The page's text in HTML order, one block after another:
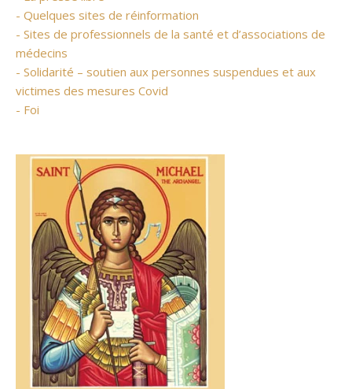
- Quelques sites de réinformation
- Sites de professionnels de la santé et d’associations de
médecins
- Solidarité – soutien aux personnes suspendues et aux
victimes des mesures Covid
- Foi